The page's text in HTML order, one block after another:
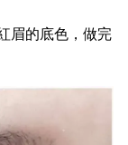
眉的底色，做完